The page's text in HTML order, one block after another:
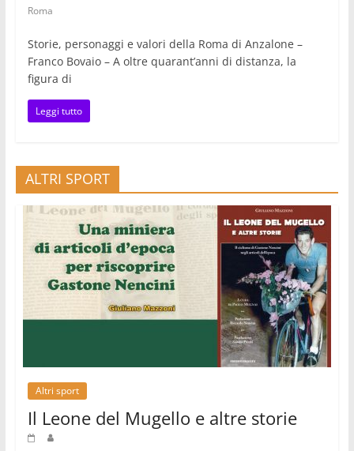
Roma
Storie, personaggi e valori della Roma di Anzalone –
Franco Bovaio – A oltre quarant’anni di distanza, la
figura di
Leggi tutto
ALTRI SPORT
Altri sport
Il Leone del Mugello e altre storie